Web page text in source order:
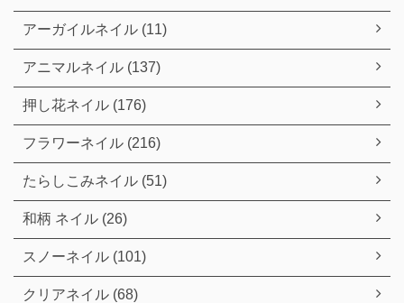
アーガイルネイル (11)
アニマルネイル (137)
押し花ネイル (176)
フラワーネイル (216)
たらしこみネイル (51)
和柄 ネイル (26)
スノーネイル (101)
クリアネイル (68)